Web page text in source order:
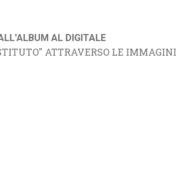
AL DIGITALE
ATTRAVERSO LE IMMAGINI